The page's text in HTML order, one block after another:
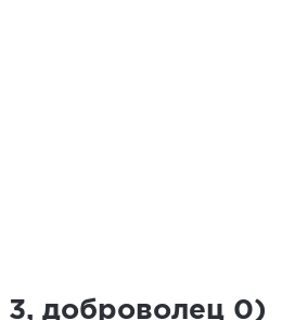
3, доброволец 0)